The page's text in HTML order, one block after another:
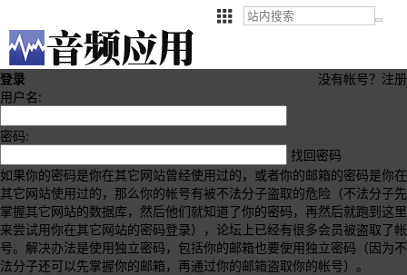
没有帐号？ 注册
登录
用户名:
密码:
找回密码
如果你的密码是你在其它网站曾经使用过的，或者你的邮箱的密码是你在
其它网站使用过的，那么你的帐号有被不法分子盗取的危险（不法分子先
掌握其它网站的数据库，然后他们就知道了你的密码，再然后就跑到这里
来尝试用你在其它网站的密码登录），论坛上已经有很多会员被盗取了帐
号。解决办法是使用独立密码，包括你的邮箱也要使用独立密码（因为不
法分子还可以先掌握你的邮箱，再通过你的邮箱盗取你的帐号）。